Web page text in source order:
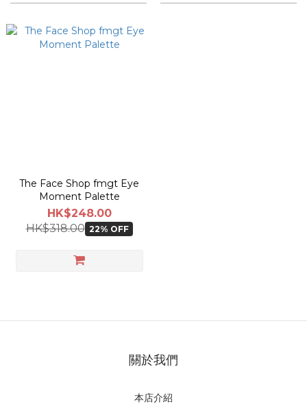
The Face Shop fmgt Eye
Moment Palette
HK$248.00
HK$318.00 22% OFF
關於我們
本店介紹